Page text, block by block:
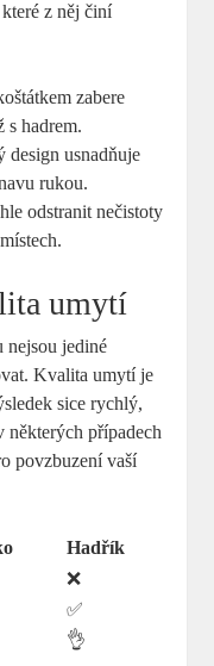
z něj činí
zabere
s hadrem.
design usnadňuje
rukou.
odstranit nečistoty
umytí
nejsou jediné
Kvalita umytí je
sice rychlý,
některých případech
povzbuzení vaší
Hadřík
❌
✅
👌